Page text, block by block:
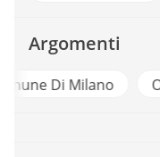
Argomenti
Open Bilanci